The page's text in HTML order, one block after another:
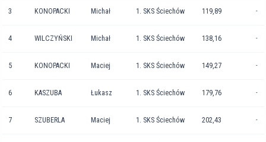
3 KONOPACKI Michał 1. SKS Ściechów 119,89 -
4 WILCZYŃSKI Michał 1. SKS Ściechów 138,16 -
5 KONOPACKI Maciej 1. SKS Ściechów 149,27 -
6 KASZUBA Łukasz 1. SKS Ściechów 179,76 -
7 SZUBERLA Maciej 1. SKS Ściechów 202,43 -